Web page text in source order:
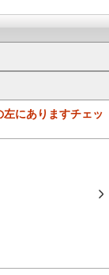
にありますチェッ